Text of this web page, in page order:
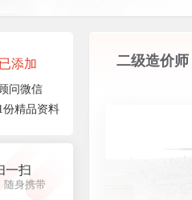
添加
问微信
份精品资料
一扫
随身携带
二级造价师